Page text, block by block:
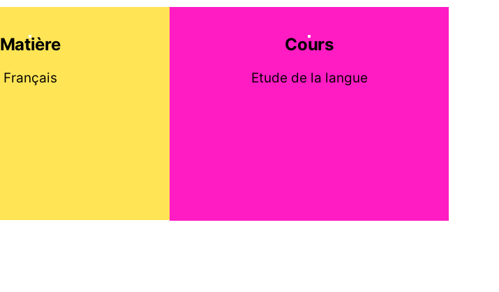
Matière
Français
Cours
Etude de la langue